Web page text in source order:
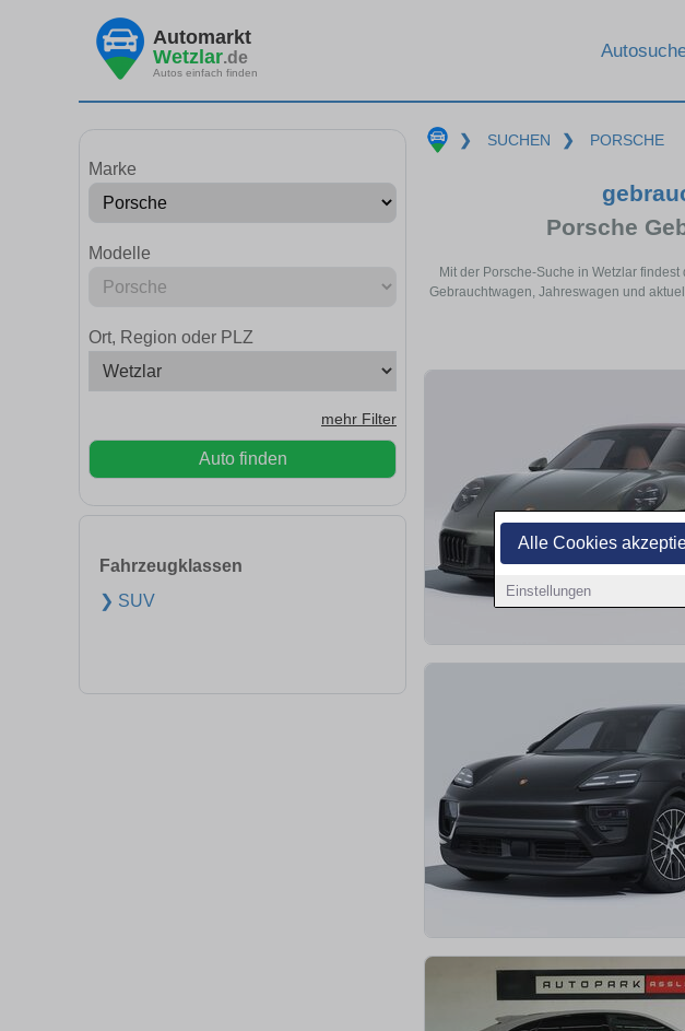
Alle Cookies
Einstellungen
Automarkt
Wetzlar.de
Autos einfach finden
Marke
Modelle
Ort, Region oder PLZ
mehr Filter
Auto finden
Fahrzeugklassen
❯ SUV
❯ SUCHEN ❯ PORSCHE
Porsche
Mit der Porsche-Suche in Wetzlar
Gebrauchtwagen, Jahreswagen und